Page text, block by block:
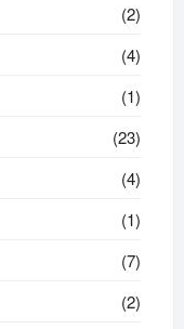
(2)
(4)
(1)
(23)
(4)
(1)
(7)
(2)